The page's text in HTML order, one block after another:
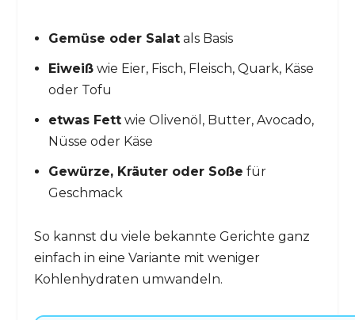
Gemüse oder Salatals Basis
Eiweißwie Eier, Fisch, Fleisch, Quark, Käse
oder Tofu
etwas Fettwie Olivenöl, Butter, Avocado,
Nüsse oder Käse
Gewürze, Kräuter oder Soße für
Geschmack
So kannst du viele bekannte Gerichte ganz
einfach in eine Variante mit weniger
Kohlenhydraten umwandeln.